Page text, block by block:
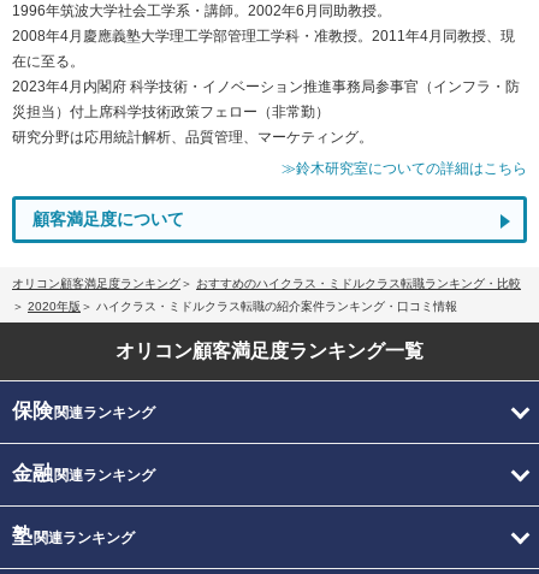
1996年筑波大学社会工学系・講師。2002年6月同助教授。
2008年4月慶應義塾大学理工学部管理工学科・准教授。2011年4月同教授、現
在に至る。
2023年4月内閣府 科学技術・イノベーション推進事務局参事官（インフラ・防
災担当）付上席科学技術政策フェロー（非常勤）
研究分野は応用統計解析、品質管理、マーケティング。
≫鈴木研究室についての詳細はこちら
顧客満足度について
オリコン顧客満足度ランキング
おすすめのハイクラス・ミドルクラス転職ランキング・比較
2020年版
ハイクラス・ミドルクラス転職の紹介案件ランキング・口コミ情報
オリコン顧客満足度ランキング一覧
保険関連ランキング
金融関連ランキング
塾関連ランキング